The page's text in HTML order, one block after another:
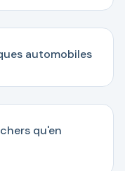
automobiles
qu'en